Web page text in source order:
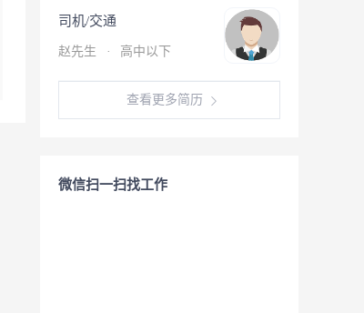
司机/交通
赵先生 · 高中以下
查看更多简历
微信扫一扫找工作